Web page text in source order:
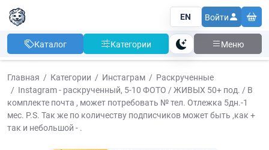
EN Войти
Каталог Категории Тема Меню
Главная Категории Инстаграм
Раскрученные
Instagram - раскрученный, 5-10 ФОТО / ЖИВЫХ 50+ под. / В
комплекте почта , может потребовать № тел. Отлежка 5дн.-1
мес. P.S. Так же по количеству подписчиков может быть ,как +
так и небольшой - .